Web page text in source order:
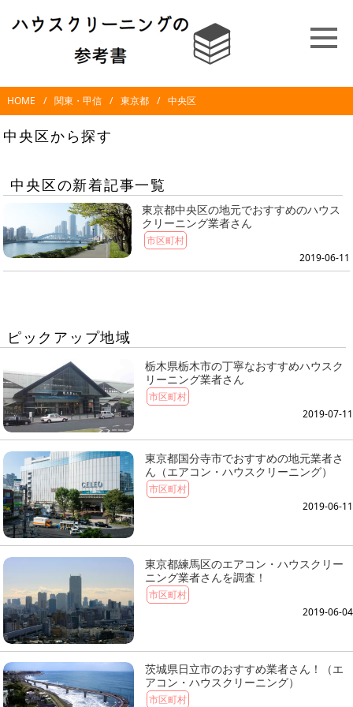
HOME 関東・甲信 東京都 中央区
中央区から探す
中央区の新着記事一覧
東京都中央区の地元でおすすめのハウス
クリーニング業者さん
市区町村
2019-06-11
ピックアップ地域
栃木県栃木市の丁寧なおすすめハウスク
リーニング業者さん
市区町村
2019-07-11
東京都国分寺市でおすすめの地元業者さ
ん（エアコン・ハウスクリーニング）
市区町村
2019-06-11
東京都練馬区のエアコン・ハウスクリー
ニング業者さんを調査！
市区町村
2019-06-04
茨城県日立市のおすすめ業者さん！（エ
アコン・ハウスクリーニング）
市区町村